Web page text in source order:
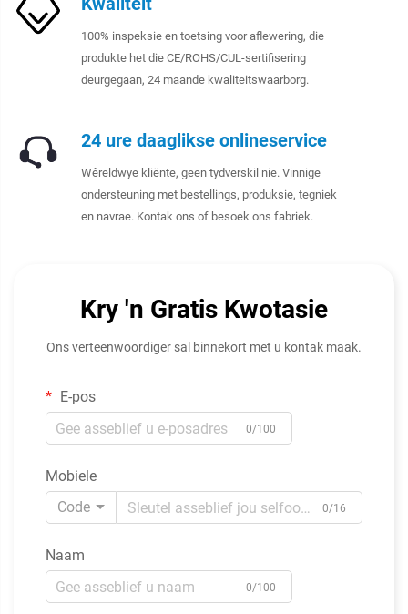
100% inspeksie en toetsing voor aflewering, die
produkte het die CE/ROHS/CUL-sertifisering
deurgegaan, 24 maande kwaliteitswaarborg.
24 ure daaglikse onlineservice
Wêreldwye kliënte, geen tydverskil nie. Vinnige
ondersteuning met bestellings, produksie, tegniek
en navrae. Kontak ons of besoek ons fabriek.
Kry 'n Gratis Kwotasie
Ons verteenwoordiger sal binnekort met u kontak maak.
E-pos
0/100
Mobiele
Code
0/16
Naam
0/100